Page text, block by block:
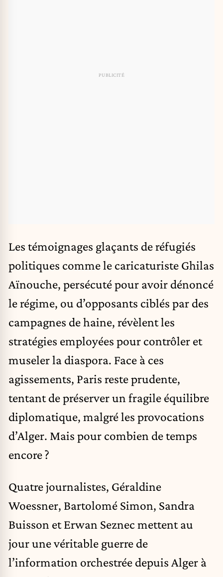
Les témoignages glaçants de réfugiés
politiques comme le caricaturiste Ghilas
Aïnouche, persécuté pour avoir dénoncé
le régime, ou d’opposants ciblés par des
campagnes de haine, révèlent les
stratégies employées pour contrôler et
museler la diaspora. Face à ces
agissements, Paris reste prudente,
tentant de préserver un fragile équilibre
diplomatique, malgré les provocations
d’Alger. Mais pour combien de temps
encore ?
Quatre journalistes, Géraldine
Woessner, Bartolomé Simon, Sandra
Buisson et Erwan Seznec mettent au
jour une véritable guerre de
l’information orchestrée depuis Alger à